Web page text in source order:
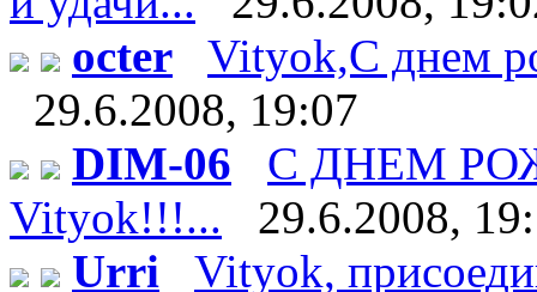
octer
Vityok,С днем
29.6.2008, 19:07
DIM-06
С ДНЕМ
Vityok!!!...
29.6.2008,
Urri
Vityok,